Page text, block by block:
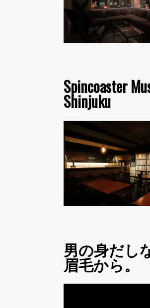
Spincoaster
Shinjuku
男の身だし
眉毛から。